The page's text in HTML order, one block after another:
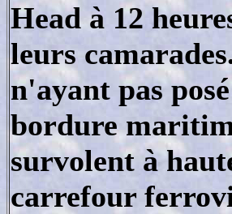
Head à 12
leurs
n'ayant pas
bordure
survolent à
carrefour